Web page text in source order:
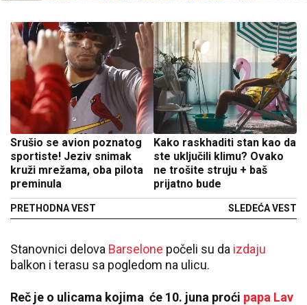
Srušio se avion poznatog
sportiste! Jeziv snimak
kruži mrežama, oba pilota
preminula
PRETHODNA VEST
Kako raskhaditi stan kao da
ste uključili klimu? Ovako
ne trošite struju + baš
prijatno bude
SLEDEĆA VEST
Stanovnici delova Barselone počeli su da izdaju
balkon i terasu sa pogledom na ulicu.
Reč je o ulicama kojima će 10. juna proći papa Lav